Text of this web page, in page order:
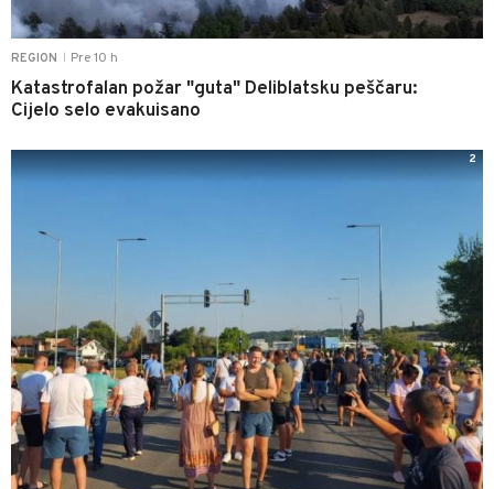
REGION Pre 10 h
Katastrofalan požar "guta" Deliblatsku peščaru:
Cijelo selo evakuisano
2